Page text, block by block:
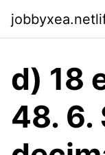
d) 18
48. 6.